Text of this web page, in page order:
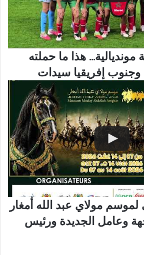
هذا ما حملته
إفريقيا سيدات
لموسم مولاي عبد الله أمغار
وعامل الجديدة ورئيس